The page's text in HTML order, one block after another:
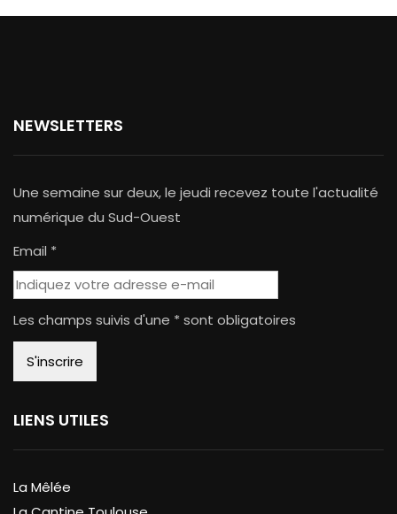
NEWSLETTERS
Une semaine sur deux, le jeudi recevez toute l'actualité
numérique du Sud-Ouest
Email *
Les champs suivis d'une * sont obligatoires
LIENS UTILES
La Mêlée